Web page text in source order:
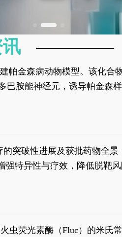
帕金森病动物模型。该化
靠模拟帕金森病的核心病理
胺能神经元，诱导帕金森
的突破性进展及获批药物全景
特异性与疗效，降低脱靶
虫荧光素酶（Fluc）的米